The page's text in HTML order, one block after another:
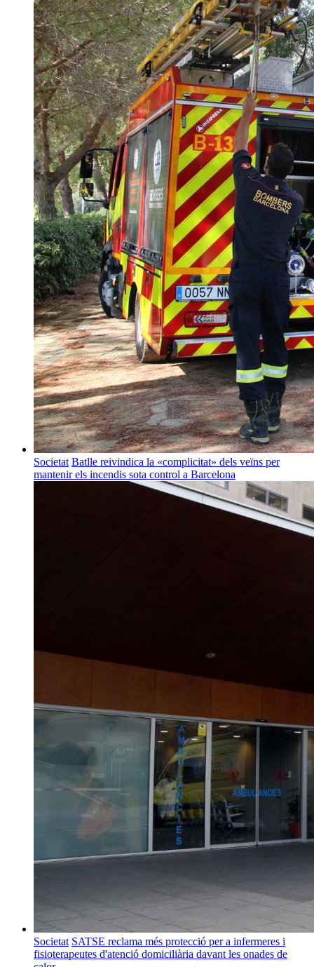
Societat Batlle reivindica la «complicitat» dels veïns per
mantenir els incendis sota control a Barcelona
Societat SATSE reclama més protecció per a infermeres i
fisioterapeutes d'atenció domiciliària davant les onades de